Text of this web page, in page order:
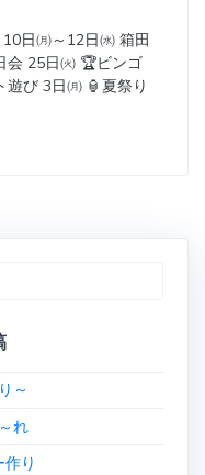
日㈪～12日㈬ 箱田
会 25日㈫ 🏆ビンゴ
び 3日㈪ 🏮夏祭り
～
れ
り